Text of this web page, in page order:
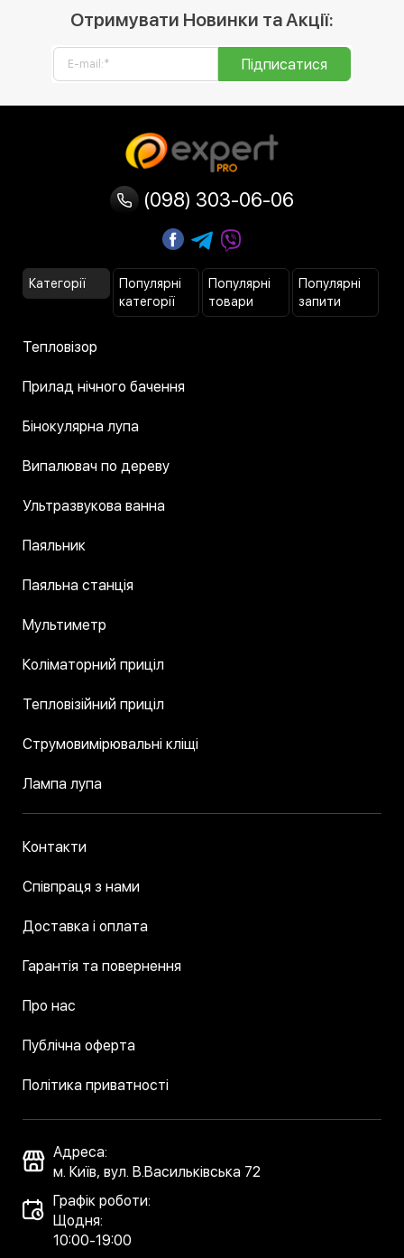
Отримувати Новинки та Акції:
Підписатися
(098) 303-06-06
Категорії
Популярні
категорії
Популярні
товари
Популярні
запити
Тепловізор
Прилад нічного бачення
Бінокулярна лупа
Випалювач по дереву
Ультразвукова ванна
Паяльник
Паяльна станція
Мультиметр
Коліматорний приціл
Тепловізійний приціл
Струмовимірювальні кліщі
Лампа лупа
Контакти
Співпраця з нами
Доставка і оплата
Гарантія та повернення
Про нас
Публічна оферта
Політика приватності
Адреса:
м. Київ, вул. В.Васильківська 72
Графік роботи:
Щодня:
10:00-19:00